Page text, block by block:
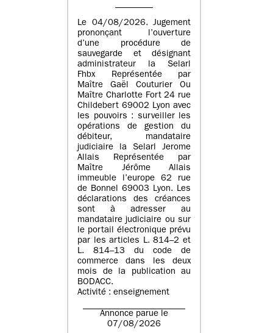
Le 04/08/2026. Jugement
prononçant l’ouverture
d’une procédure de
sauvegarde et désignant
administrateur la Selarl
Fhbx Représentée par
Maître Gaël Couturier Ou
Maître Charlotte Fort 24 rue
Childebert 69002 Lyon avec
les pouvoirs : surveiller les
opérations de gestion du
débiteur, mandataire
judiciaire la Selarl Jerome
Allais Représentée par
Maître Jérôme Allais
immeuble l’europe 62 rue
de Bonnel 69003 Lyon. Les
déclarations des créances
sont à adresser au
mandataire judiciaire ou sur
le portail électronique prévu
par les articles L. 814–2 et
L. 814–13 du code de
commerce dans les deux
mois de la publication au
BODACC.
Activité : enseignement
Annonce parue le
07/08/2026